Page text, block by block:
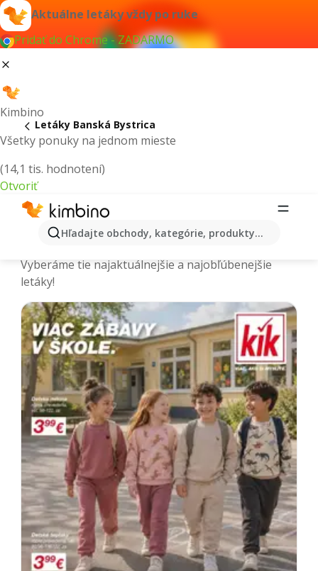
Aktuálne letáky vždy po ruke
Pridať do Chrome - ZADARMO
Kimbino
Všetky ponuky na jednom mieste
(14,1 tis. hodnotení)
Otvoriť
Hľadajte obchody, kategórie, produkty...
Letáky Banská Bystrica
Banská Bystrica - Aktuálne letáky a
Vyberáme tie najaktuálnejšie a najobľúbenejšie
letáky!